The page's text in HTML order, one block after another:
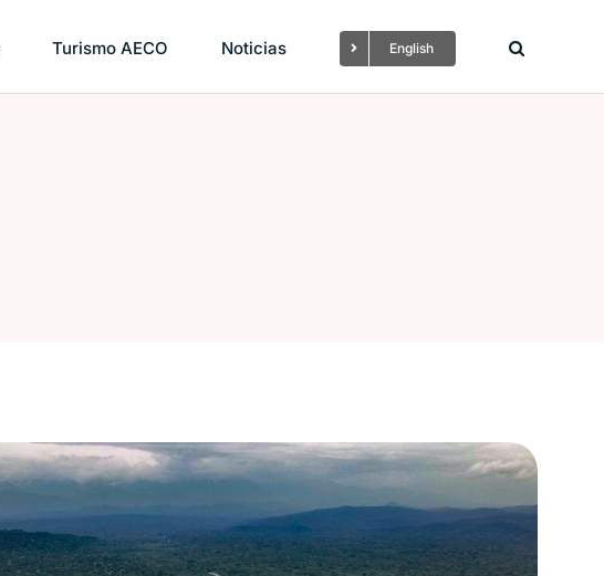
Turismo AECO Noticias English